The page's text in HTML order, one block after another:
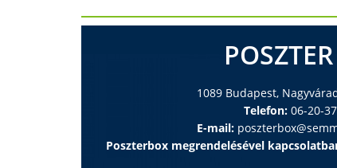
1089 Budapest,
Telefon:06-20-
E-mail:
Poszterbox megrendelésével